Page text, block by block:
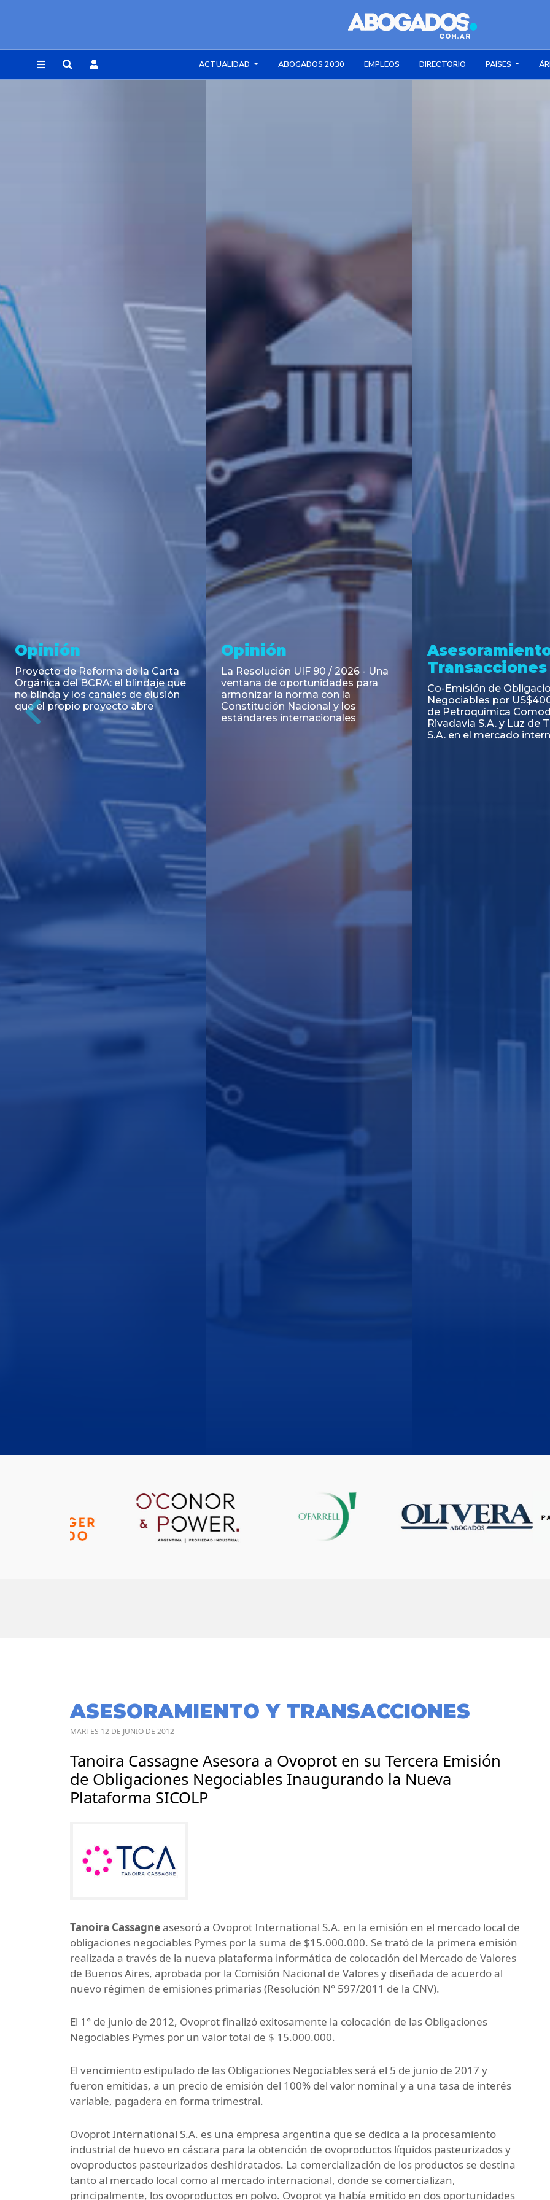
ACTUALIDAD ABOGADOS 2030 EMPLEOS DIRECTORIO PAÍSES
Noticia
RESOLUCIÓN 271/2026 de la
SECRETARIA DE COORDINACIÓN
DE PRODUCCIÓN: Actualización y
unificación de las advertencias
obligatorias en la publicidad de
juegos y apuestas en...
Asesoramiento y
Transacciones
Emisión de Obligaciones
Negociables Clase E de Central
Puerto S.A. por un Valor Nominal
de U$S 98.897.303
Transacciones
PAGBAM asesoró a
autorización para la
de los Certificados de
del Fideicomiso
Inmobiliario "Espacio
Previous
ASESORAMIENTO Y TRANSACCIONES
MARTES 12 DE JUNIO DE 2012
Tanoira Cassagne Asesora a Ovoprot en su Tercera Emisión
de Obligaciones Negociables Inaugurando la Nueva
Plataforma SICOLP
Tanoira Cassagneasesoró a Ovoprot International S.A. en la emisión en el mercado local de
obligaciones negociables Pymes por la suma de $15.000.000. Se trató de la primera emisión
realizada a través de la nueva plataforma informática de colocación del Mercado de Valores
de Buenos Aires, aprobada por la Comisión Nacional de Valores y diseñada de acuerdo al
nuevo régimen de emisiones primarias (Resolución N° 597/2011 de la CNV).
El 1° de junio de 2012, Ovoprot finalizó exitosamente la colocación de las Obligaciones
Negociables Pymes por un valor total de $ 15.000.000.
El vencimiento estipulado de las Obligaciones Negociables será el 5 de junio de 2017 y
fueron emitidas, a un precio de emisión del 100% del valor nominal y a una tasa de interés
variable, pagadera en forma trimestral.
Ovoprot International S.A. es una empresa argentina que se dedica a la procesamiento
industrial de huevo en cáscara para la obtención de ovoproductos líquidos pasteurizados y
ovoproductos pasteurizados deshidratados. La comercialización de los productos se destina
tanto al mercado local como al mercado internacional, donde se comercializan,
principalmente, los ovoproductos en polvo. Ovoprot ya había emitido en dos oportunidades